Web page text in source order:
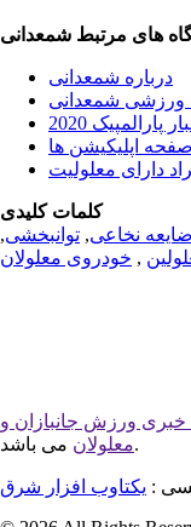
های مرتبط شمعدانی
درباره شمعدانی
ورزشی شمعدانی
پارالمپیک 2020
صفحه اپلیکیشن ها
دارای معلولیت
کلمات کلیدی
ضایعه نخاعی, توانبخشی,
, خودروی معلولان
خبری ورزش جانبازان و
معلولانمی باشد.
: یکتاوب افزار شرق